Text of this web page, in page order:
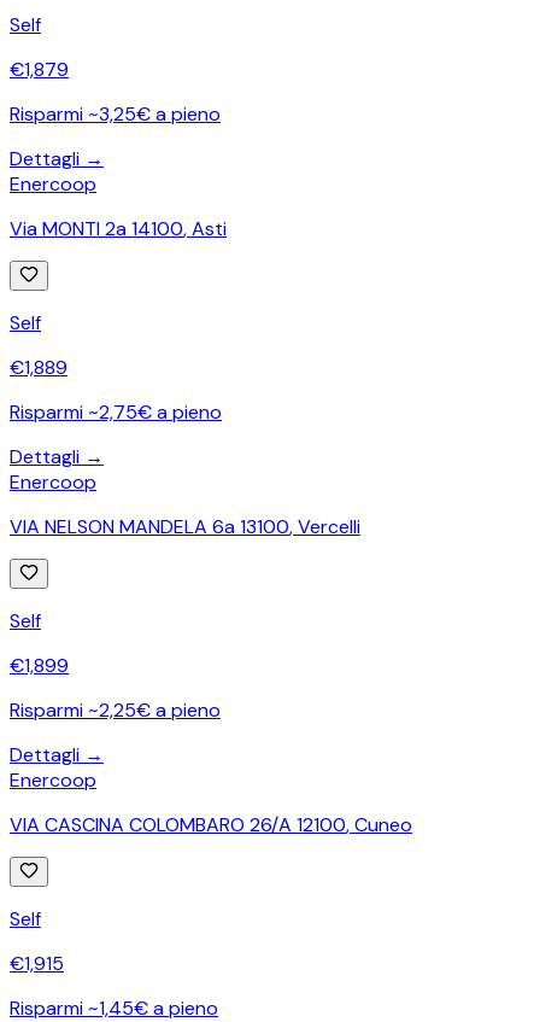
Self
€1,879
Risparmi ~3,25€ a pieno
Dettagli →
Enercoop
Via MONTI 2a 14100,Asti
Self
€1,889
Risparmi ~2,75€ a pieno
Dettagli →
Enercoop
VIA NELSON MANDELA 6a 13100,Vercelli
Self
€1,899
Risparmi ~2,25€ a pieno
Dettagli →
Enercoop
VIA CASCINA COLOMBARO 26/A 12100,Cuneo
Self
€1,915
Risparmi ~1,45€ a pieno